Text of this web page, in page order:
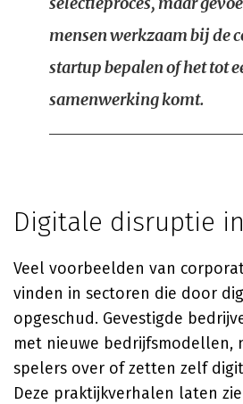
mensen werkzaam bij de
startup bepalen of het tot
samenwerking komt.
Digitale disruptie
Veel voorbeelden van
vinden in sectoren die door
opgeschud. Gevestigde
met nieuwe bedrijfsmodellen,
spelers over of zetten zelf
Deze praktijkverhalen laten